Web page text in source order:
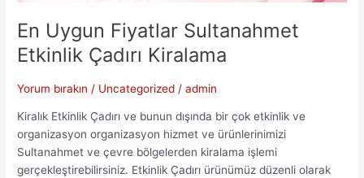
En Uygun Fiyatlar Sultanahmet
Etkinlik Çadırı Kiralama
Yorum bırakın / Uncategorized /admin
Kiralık Etkinlik Çadırı ve bunun dışında bir çok etkinlik ve
organizasyon organizasyon hizmet ve ürünlerinimizi
Sultanahmet ve çevre bölgelerden kiralama işlemi
gerçekleştirebilirsiniz. Etkinlik Çadırı ürünümüz düzenli olarak